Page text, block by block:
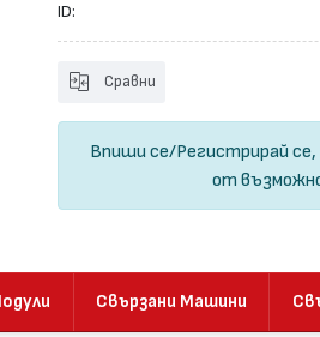
ID:
Сравни
Впиши се/Регистрирай се
от
Свързани Машини